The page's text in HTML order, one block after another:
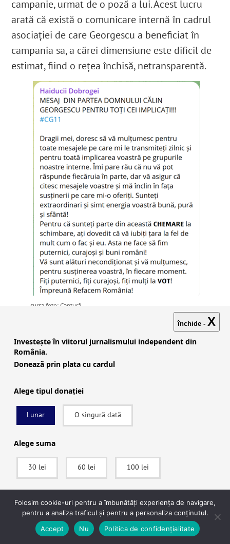
campanie, urmat de o poză a lui. Acest lucru
arată că există o comunicare internă în cadrul
asociației de care Georgescu a beneficiat în
campania sa, a cărei dimensiune este dificil de
estimat, fiind o rețea închisă, netransparentă.
sursa foto: Captură
Cea mai recentă postare a Asociației Gogu Puiu,
din 28 noiembrie, preia de la o pagină de
Telegram din campania lui Georgescu un
videoclip promoțional cu acesta îmbrăcat în ie,
călărind un cal alb undeva la țară și vorbind
despre sport. Imaginea amintește de Corneliu
Zelea Codreanu, călare pe cal în incursiunile
închide - X
Investește în viitorul jurnalismului independent din
România.
Donează prin plata cu cardul
Alege tipul donației
Lunar O singură dată
Alege suma
30 lei 60 lei 100 lei
SUSȚINE
După ce vei apăsa pe Donează vei fi redirecționat către pagina securizată a
procesatorului de plăți Stripe, unde vei putea plăti în siguranță.
Folosim cookie-uri pentru a îmbunătăți experiența de navigare,
pentru a analiza traficul și pentru a personaliza conținutul.
Accept
Nu Politica de confidențialitate